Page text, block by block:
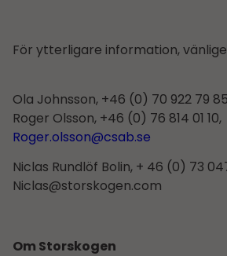
För ytterligare information,
Ola Johnsson, +46 (0) 70 922 79
Roger Olsson, +46 (0) 76 814 01 10,
Roger.olsson@csab.se
Niclas Rundlöf Bolin, + 46 (0) 73
Niclas@storskogen.com
Om Storskogen